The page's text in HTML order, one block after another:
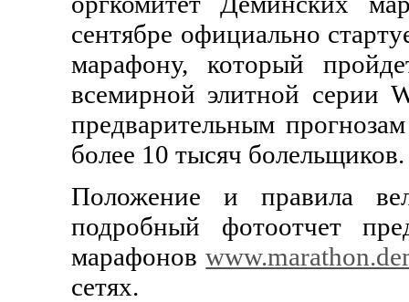
сентябре официально
марафону, который
всемирной элитной серии
предварительным
более 10 тысяч болельщиков.
Положение и правила
подробный фотоотчет
марафонов
сетях.